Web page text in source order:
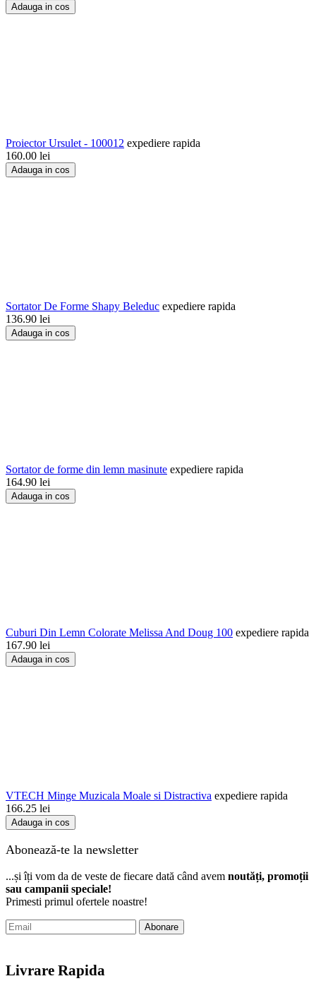
Adauga in cos
Proiector Ursulet - 100012 expediere rapida
160.00 lei
Adauga in cos
Sortator De Forme Shapy Beleduc expediere rapida
136.90 lei
Adauga in cos
Sortator de forme din lemn masinute expediere rapida
164.90 lei
Adauga in cos
Cuburi Din Lemn Colorate Melissa And Doug 100 expediere rapida
167.90 lei
Adauga in cos
VTECH Minge Muzicala Moale si Distractiva expediere rapida
166.25 lei
Adauga in cos
Abonează-te la newsletter
...și îți vom da de veste de fiecare dată când avem noutăți, promoții
sau campanii speciale!
Primesti primul ofertele noastre!
Abonare
Livrare Rapida